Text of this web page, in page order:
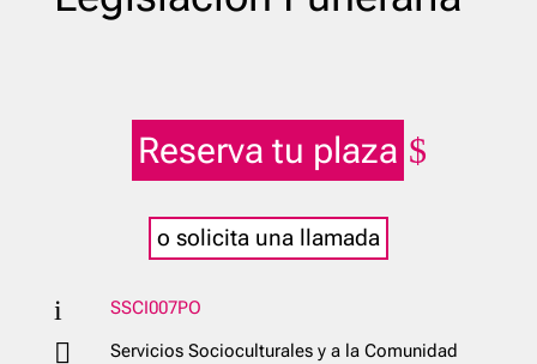
Reserva tu plaza
o solicita una llamada
i SSCI007PO
 Servicios Socioculturales y a la Comunidad